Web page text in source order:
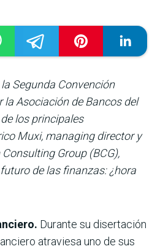
Segunda Convención
la Asociación de Bancos del
los principales
Muxi, managing director y
Group (BCG),
de las finanzas: ¿hora
Durante su disertación
atraviesa uno de sus